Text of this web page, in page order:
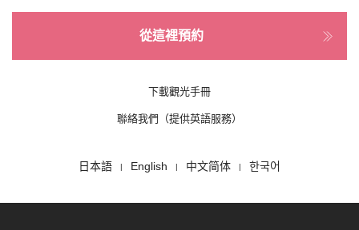
從這裡預約
下載觀光手冊
聯絡我們（提供英語服務）
日本語 English 中文简体 한국어